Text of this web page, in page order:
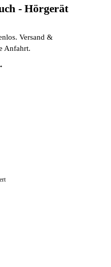
- Hörgerät
Versand &
Anfahrt.